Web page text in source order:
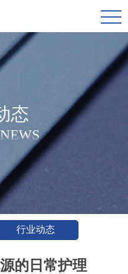
态
行业动态
的日常护理